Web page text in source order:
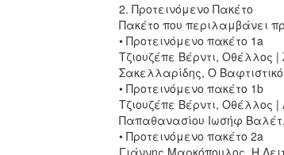
2. Προτεινόμενο Πακέτο
Πακέτο που περιλαμβάνει
• Προτεινόμενο πακέτο 1a
Τζιουζέπε Βέρντι,
Σακελλαρίδης, Ο
• Προτεινόμενο πακέτο 1b
Τζιουζέπε Βέρντι, Οθέλλος
Παπαθανασίου Ιωσήφ
• Προτεινόμενο πακέτο 2a
Γιάννης Μαρκόπουλος, Η